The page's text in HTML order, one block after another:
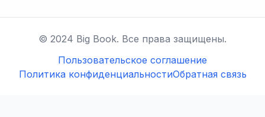
© 2024 Big Book. Все права защищены.
Пользовательское соглашение
Политика конфиденциальностиОбратная связь